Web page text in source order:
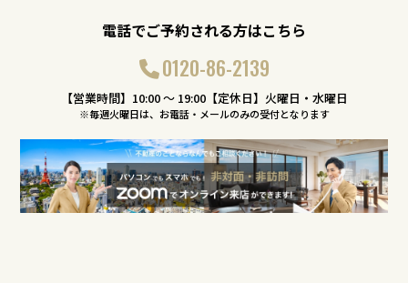
電話でご予約される方はこちら
0120-86-2139
【営業時間】10:00 〜 19:00【定休日】火曜日・水曜日
※毎週火曜日は、お電話・メールのみの受付となります